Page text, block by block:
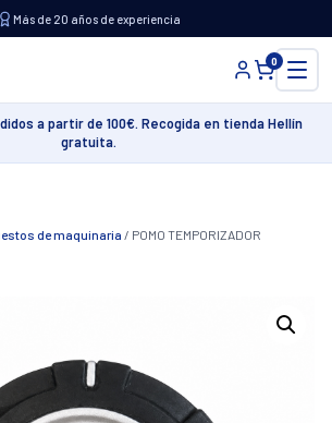
Más de 20 años de experiencia
0
a partir de 100€. Recogida en tienda Hellín
gratuita.
de maquinaria / POMO TEMPORIZADOR